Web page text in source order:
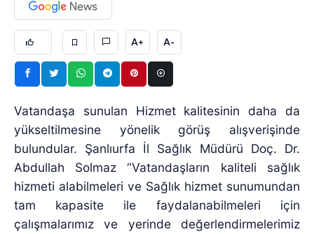
A+ A-
Vatandaşa sunulan Hizmet kalitesinin daha da
yükseltilmesine yönelik görüş alışverişinde
bulundular. Şanlıurfa İl Sağlık Müdürü Doç. Dr.
Abdullah Solmaz “Vatandaşların kaliteli sağlık
hizmeti alabilmeleri ve Sağlık hizmet sunumundan
tam kapasite ile faydalanabilmeleri için
çalışmalarımız ve yerinde değerlendirmelerimiz